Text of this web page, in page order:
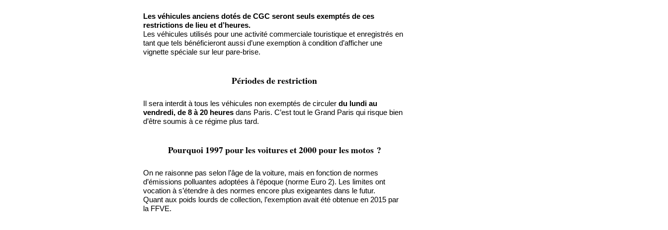
Les véhicules anciens dotés de CGC seront seuls exemptés de ces
restrictions de lieu et d’heures.
Les véhicules utilisés pour une activité commerciale touristique et enregistrés en
tant que tels bénéficieront aussi d’une exemption à condition d’afficher une
vignette spéciale sur leur pare-brise.
Périodes de restriction
Il sera interdit à tous les véhicules non exemptés de circuler du lundi au
vendredi, de 8 à 20 heures dans Paris. C’est tout le Grand Paris qui risque bien
d’être soumis à ce régime plus tard.
Pourquoi 1997 pour les voitures et 2000 pour les motos ?
On ne raisonne pas selon l’âge de la voiture, mais en fonction de normes
d’émissions polluantes adoptées à l’époque (norme Euro 2). Les limites ont
vocation à s’étendre à des normes encore plus exigeantes dans le futur.
Quant aux poids lourds de collection, l’exemption avait été obtenue en 2015 par
la FFVE.